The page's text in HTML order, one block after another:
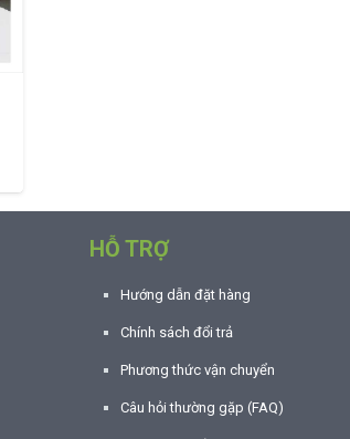
HỖ TRỢ
Hướng dẫn đặt hàng
Chính sách đổi trả
Phương thức vận chuyển
Câu hỏi thường gặp (FAQ)